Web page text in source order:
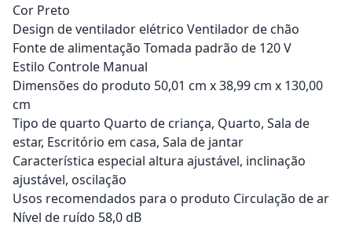
Cor Preto
Design de ventilador elétrico Ventilador de chão
Fonte de alimentação Tomada padrão de 120 V
Estilo Controle Manual
Dimensões do produto 50,01 cm x 38,99 cm x 130,00
cm
Tipo de quarto Quarto de criança, Quarto, Sala de
estar, Escritório em casa, Sala de jantar
Característica especial altura ajustável, inclinação
ajustável, oscilação
Usos recomendados para o produto Circulação de ar
Nível de ruído 58,0 dB